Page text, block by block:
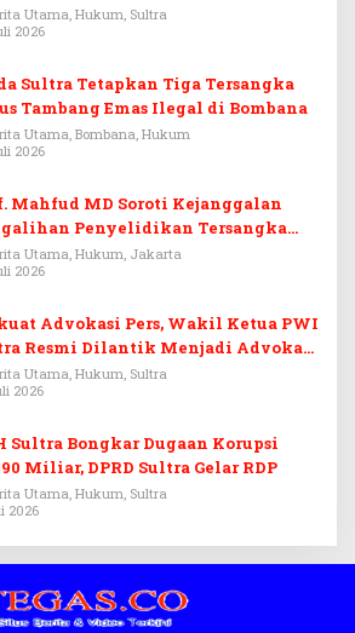
Utama, Hukum, Sultra
2026
Sultra Tetapkan Tiga Tersangka
Tambang Emas Ilegal di Bombana
Utama, Bombana, Hukum
2026
Mahfud MD Soroti Kejanggalan
Penyelidikan Tersangka
Adriansyah
Utama, Hukum, Jakarta
2026
Advokasi Pers, Wakil Ketua PWI
Resmi Dilantik Menjadi Advokat
Utama, Hukum, Sultra
2026
Sultra Bongkar Dugaan Korupsi
Miliar, DPRD Sultra Gelar RDP
Utama, Hukum, Sultra
2026